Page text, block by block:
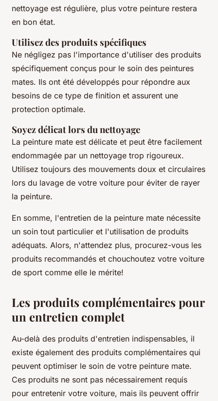
nettoyage est régulière, plus votre peinture restera
en bon état.
Utilisez des produits spécifiques
Ne négligez pas l'importance d'utiliser des produits
spécifiquement conçus pour le soin des peintures
mates. Ils ont été développés pour répondre aux
besoins de ce type de finition et assurent une
protection optimale.
Soyez délicat lors du nettoyage
La peinture mate est délicate et peut être facilement
endommagée par un nettoyage trop rigoureux.
Utilisez toujours des mouvements doux et circulaires
lors du lavage de votre voiture pour éviter de rayer
la peinture.
En somme, l'entretien de la peinture mate nécessite
un soin tout particulier et l'utilisation de produits
adéquats. Alors, n'attendez plus, procurez-vous les
produits recommandés et chouchoutez votre voiture
de sport comme elle le mérite!
Les produits complémentaires pour
un entretien complet
Au-delà des produits d'entretien indispensables, il
existe également des produits complémentaires qui
peuvent optimiser le soin de votre peinture mate.
Ces produits ne sont pas nécessairement requis
pour entretenir votre voiture, mais ils peuvent offrir